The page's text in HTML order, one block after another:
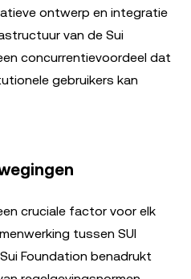
ontwerp en integratie
van de Sui
concurrentievoordeel dat
gebruikers kan
cruciale factor voor elk
tussen SUI
Foundation benadrukt